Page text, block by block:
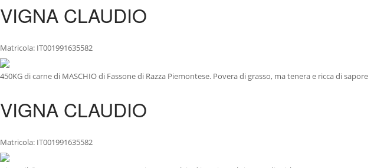
VIGNA CLAUDIO
Matricola: IT001991635582
450KG di carne di MASCHIO di Fassone di Razza Piemontese. Povera di grasso, ma tenera e ricca di sapore
VIGNA CLAUDIO
Matricola: IT001991635582